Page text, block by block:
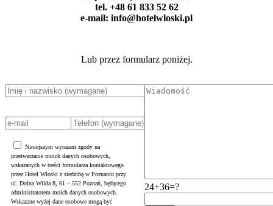
tel. +48 61 833 52 62
e-mail: info@hotelwloski.pl
Lub przez formularz poniżej.
Niniejszym wyrażam zgody na
przetwarzanie moich danych osobowych,
wskazanych w treści formularza kontaktowego
przez Hotel Włoski z siedzibą w Poznaniu przy
ul. Dolna Wilda 8, 61 – 552 Poznań, będącego
administratorem moich danych osobowych.
Wskazane wyżej dane osobowe mogą być
24+36=?